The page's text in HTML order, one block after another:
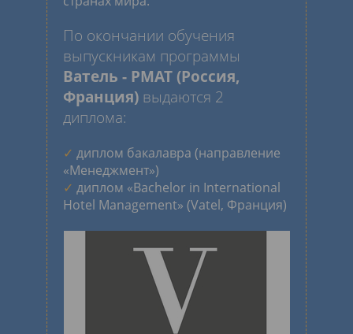
По окончании обучения
выпускникам программы
Ватель - РМАТ (Россия,
Франция) выдаются 2
диплома:
✓ диплом бакалавра (направление
«Менеджмент»)
✓ диплом «Bachelor in International
Hotel Management» (Vatel, Франция)